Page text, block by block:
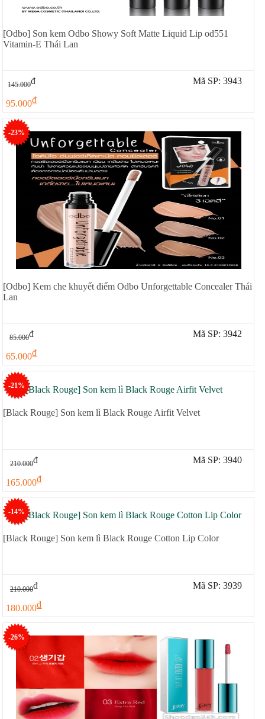
[Odbo] Son kem Odbo Showy Soft Matte Liquid Lip od551
Vitamin-E Thái Lan
145.000đ
95.000đ
Mã SP: 3943
-23%
[Odbo] Kem che khuyết điểm Odbo Unforgettable Concealer Thái
Lan
85.000đ
65.000đ
Mã SP: 3942
-21%
[Black Rouge] Son kem lì Black Rouge Airfit Velvet
210.000đ
165.000đ
Mã SP: 3940
-14%
[Black Rouge] Son kem lì Black Rouge Cotton Lip Color
210.000đ
180.000đ
Mã SP: 3939
-26%